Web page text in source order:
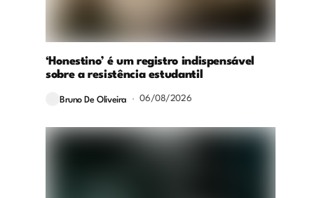
‘Honestino’ é um registro indispensável
sobre a resistência estudantil
Bruno De Oliveira 06/08/2026